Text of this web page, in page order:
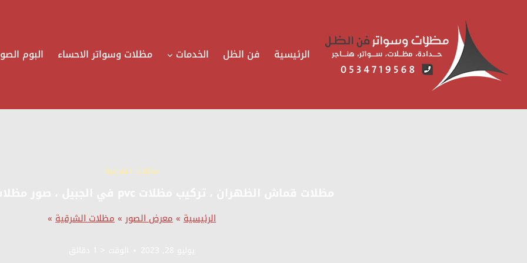
الرئيسية فن الظل الخدمات مظلات وسواتر الاحساء البوم
مظلات الشرقية
الرئيسية »معرض الصور»مظلات الشرقية »